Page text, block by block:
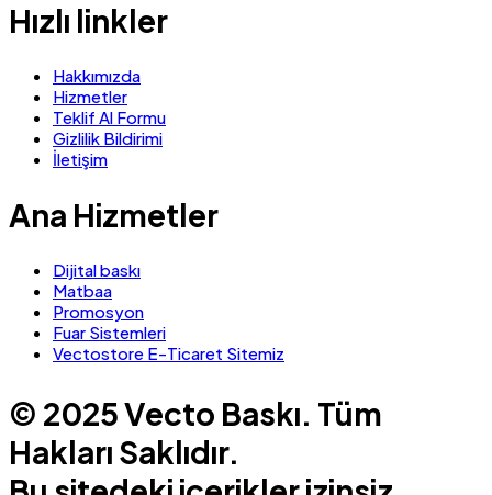
Hızlı linkler
Hakkımızda
Hizmetler
Teklif Al Formu
Gizlilik Bildirimi
İletişim
Ana Hizmetler
Dijital baskı
Matbaa
Promosyon
Fuar Sistemleri
Vectostore E-Ticaret Sitemiz
© 2025 Vecto Baskı. Tüm
Hakları Saklıdır.